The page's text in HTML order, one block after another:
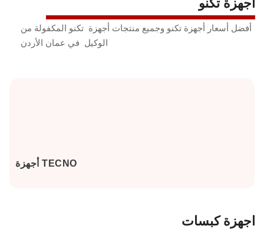
اجهزة تكنو
أفضل أسعار أجهزة تكنو وجميع منتجات أجهزة تكنو المكفولة من
الوكيل في عمان الأردن
أجهزة TECNO
اجهزة كبسات